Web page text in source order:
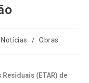
Notícias / Obras
Residuais (ETAR) de